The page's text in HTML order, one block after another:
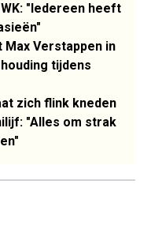
"Iedereen heeft
Max Verstappen in
tijdens
zich flink kneden
"Alles om strak